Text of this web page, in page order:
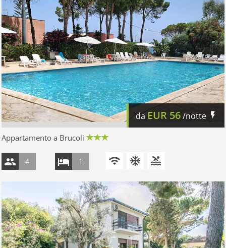
da EUR 56/notte
Appartamento a Brucoli
4 1